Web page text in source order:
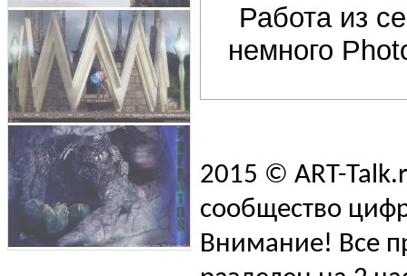
Работа из
немного
2015 © ART-
сообщество
Внимание! Все